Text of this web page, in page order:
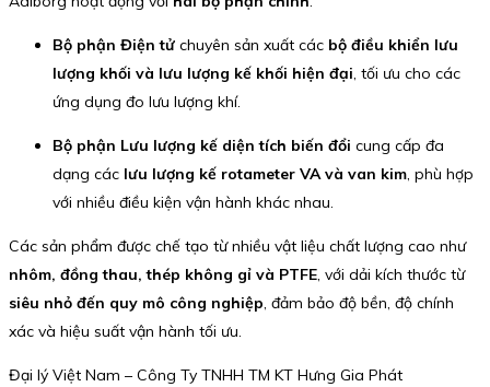
Bộ phận Điện tử chuyên sản xuất các bộ điều khiển lưu
lượng khối và lưu lượng kế khối hiện đại, tối ưu cho các
ứng dụng đo lưu lượng khí.
Bộ phận Lưu lượng kế diện tích biến đổi cung cấp đa
dạng các lưu lượng kế rotameter VA và van kim, phù hợp
với nhiều điều kiện vận hành khác nhau.
Các sản phẩm được chế tạo từ nhiều vật liệu chất lượng cao như
nhôm, đồng thau, thép không gỉ và PTFE, với dải kích thước từ
siêu nhỏ đến quy mô công nghiệp, đảm bảo độ bền, độ chính
xác và hiệu suất vận hành tối ưu.
Đại lý Việt Nam – Công Ty TNHH TM KT Hưng Gia Phát